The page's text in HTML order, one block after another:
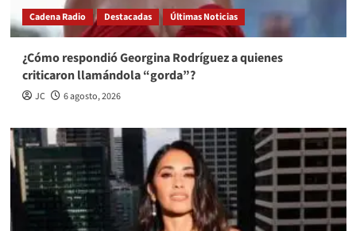
Cadena Radio Destacadas Últimas Noticias
¿Cómo respondió Georgina Rodríguez a quienes
criticaron llamándola “gorda”?
JC 6 agosto, 2026